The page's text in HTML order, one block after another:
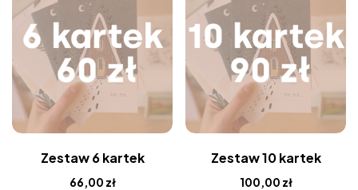
Zestaw 6 kartek
66,00 zł
Zestaw 10 kartek
100,00 zł